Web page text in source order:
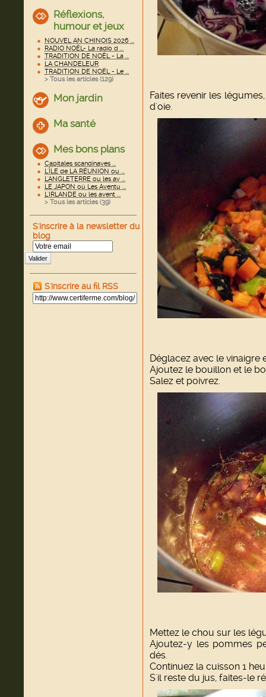
Réflexions,
humour et jeux
NOUVEL AN CHINOIS 2026 ...
RADIO NOËL- La radio d ...
TRADITION DE NOËL - La ...
LA CHANDELEUR
TRADITION DE NOËL - Le ...
> Tous les articles (129)
Mon jardin
Ma santé
Mes bons plans
Capitales scandinaves ...
L'ÎLE de LA RÉUNION ou ...
L'ANGLETERRE ou les av ...
LE JAPON où Les Aventu ...
L'IRLANDE ou les avent ...
> Tous les articles (39)
S'inscrire à la newsletter du
blog
Valider
S'inscrire au fil RSS
Faites revenir les
d'oie.
Déglacez avec le vinaigre
Ajoutez le bouillon et le
Salez et poivrez.
Mettez le chou sur les
Ajoutez-y les pommes
dés.
Continuez la cuisson 1
S'il reste du jus, faites-le